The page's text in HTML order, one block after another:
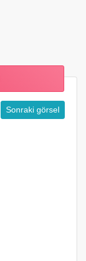
Sonraki görsel